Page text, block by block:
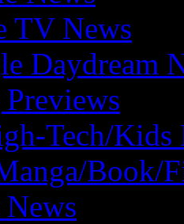
TV News
Daydream
Tech/Kids
Book/